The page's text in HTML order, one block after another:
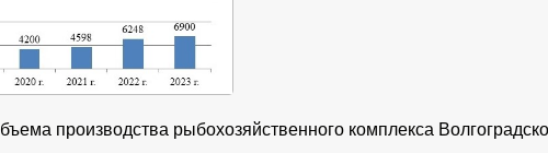
производства рыбохозяйственного комплекса